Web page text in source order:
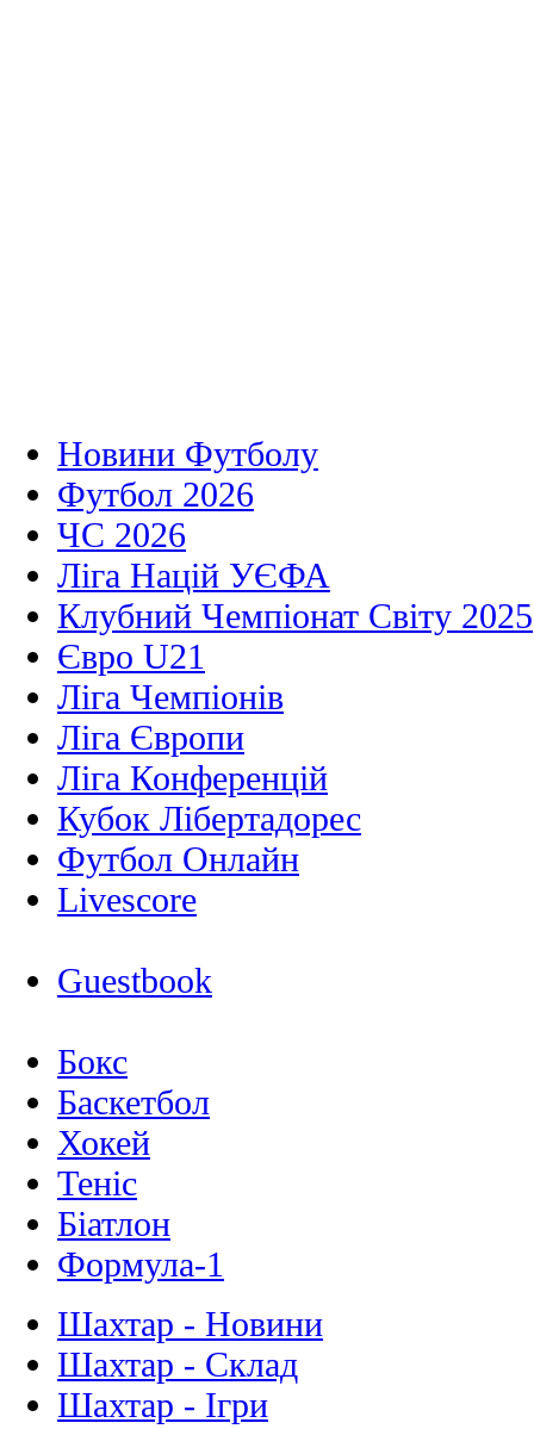
Новини Футболу
Футбол 2026
ЧС 2026
Ліга Націй УЄФА
Клубний Чемпіонат Світу 2025
Євро U21
Ліга Чемпіонів
Ліга Європи
Ліга Конференцій
Кубок Лібертадорес
Футбол Онлайн
Livescore
Guestbook
Бокс
Баскетбол
Хокей
Теніс
Біатлон
Формула-1
Шахтар - Новини
Шахтар - Склад
Шахтар - Ігри